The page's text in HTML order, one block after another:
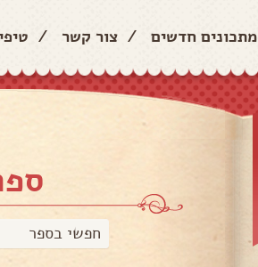
מתכונים חדשים / צור קשר /
חפשי בספר